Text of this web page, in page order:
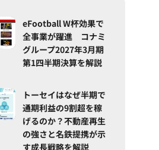
eFootball W杯効果で
全事業が躍進 コナミ
グループ2027年3月期
第1四半期決算を解説
トーセイはなぜ半期で
通期利益の9割超を稼
げるのか？不動産再生
の強さと名鉄提携が示
す成長戦略を解説